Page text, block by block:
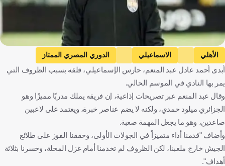
الأهلي الاسماعيلي
الدوري المصري الممتاز
أحمد عادل
مصر كرة قدم
أبدى أحمد عادل عبد المنعم، حارس الإسماعيلي، قلقه بسبب الظروف التي
يمر بها النادي في الموسم الحالي.
وقال عبد المنعم عبر تصريحات إذاعية، إن فريقه يملك مدربًا مميزًا وهو
الجزائري ميلود حمدي، ولكنه لا يضم عناصر خبرة، ويعتمد على لاعبين
صاعدين، وهو ما يجعل المهمة صعبة.
وأضاف "قدمنا أداء متميزاً في الجولات الأولى، وحققنا الفوز على طلائع
الجيش خارج ملعبنا، لكن الظروف لم تخدمنا أمام غزل المحلة، وخسرنا بثلاثة
أهداف".